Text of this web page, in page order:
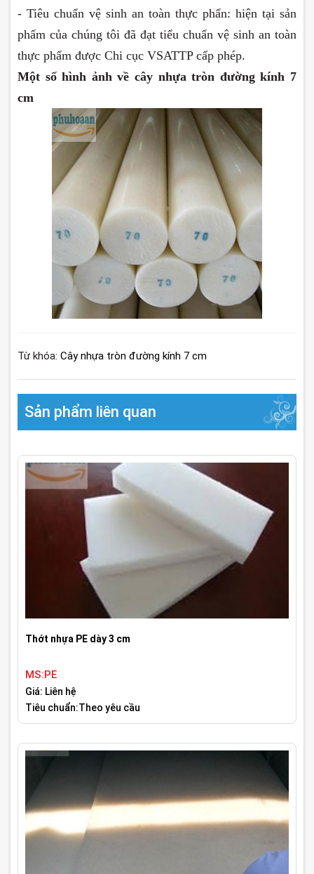
- Tiêu chuẩn vệ sinh an toàn thực phẩn: hiện tại sản
phẩm của chúng tôi đã đạt tiểu chuẩn vệ sinh an toàn
thực phẩm được Chi cục VSATTP cấp phép.
Một số hình ảnh về cây nhựa tròn đường kính 7
cm
Từ khóa: Cây nhựa tròn đường kính 7 cm
Sản phẩm liên quan
Thớt nhựa PE dày 3 cm
MS:PE
Giá: Liên hệ
Tiêu chuẩn:Theo yêu cầu